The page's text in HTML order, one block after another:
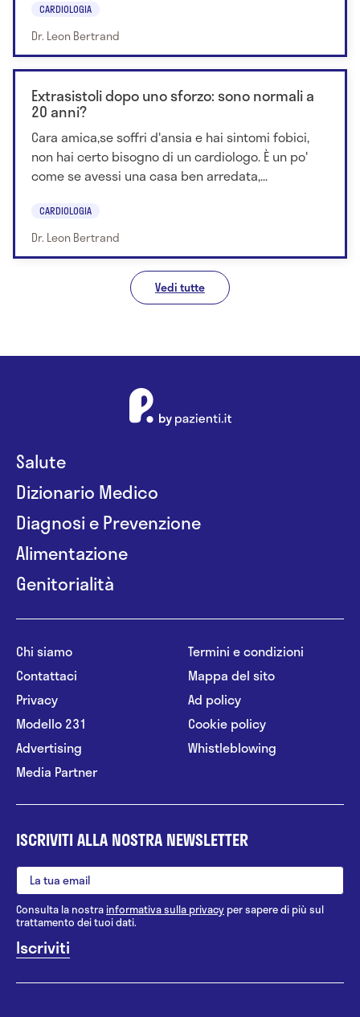
CARDIOLOGIA
Dr. Leon Bertrand
Extrasistoli dopo uno sforzo: sono normali a
20 anni?
Cara amica,se soffri d'ansia e hai sintomi fobici,
non hai certo bisogno di un cardiologo. È un po'
come se avessi una casa ben arredata,...
CARDIOLOGIA
Dr. Leon Bertrand
Vedi tutte
Salute
Dizionario Medico
Diagnosi e Prevenzione
Alimentazione
Genitorialità
Chi siamo
Contattaci
Privacy
Modello 231
Advertising
Media Partner
Termini e condizioni
Mappa del sito
Ad policy
Cookie policy
Whistleblowing
ISCRIVITI ALLA NOSTRA NEWSLETTER
Consulta la nostrainformativa sulla privacy per sapere di più sul
trattamento dei tuoi dati.